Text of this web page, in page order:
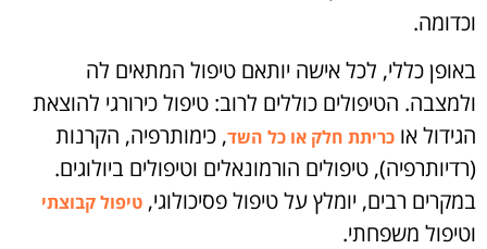
וכדומה.
באופן כללי, לכל אישה יותאם טיפול המתאים לה
ולמצבה. הטיפולים כוללים לרוב: טיפול כירורגי להוצאת
הגידול או כריתת חלק או כל השד, כימותרפיה, הקרנות
(רדיותרפיה), טיפולים הורמונאלים וטיפולים ביולוגים.
במקרים רבים, יומלץ על טיפול פסיכולוגי, טיפול קבוצתי
וטיפול משפחתי.